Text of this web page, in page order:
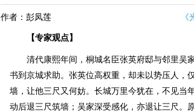
作者：彭凤莲
【专家观点】
清代康熙年间，桐城名臣张英府邸与邻里吴
书到京城求助。张英位高权重，却未以势压人，
墙，让他三尺又何妨。长城万里今犹在，不见当
动后退三尺筑墙；吴家深受感化，亦退让三尺。